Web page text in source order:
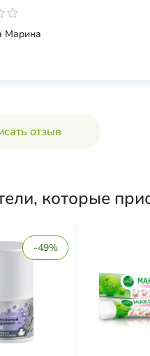
Марина
отзыв
которые
-49%